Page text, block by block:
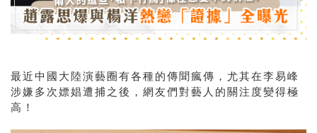
最近中國大陸演藝圈有各種的傳聞瘋傳，尤其在李易峰
涉嫌多次嫖娼遭捕之後，網友們對藝人的關注度變得極
高！